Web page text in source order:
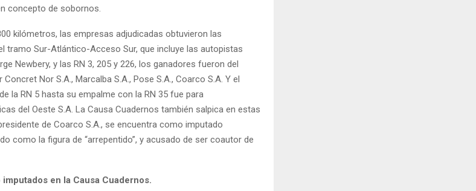
concepto de sobornos.
kilómetros, las empresas adjudicadas obtuvieron las
tramo Sur-Atlántico-Acceso Sur, que incluye las autopistas
Newbery, y las RN 3, 205 y 226, los ganadores fueron del
Nor S.A., Marcalba S.A., Pose S.A., Coarco S.A. Y el
la RN 5 hasta su empalme con la RN 35 fue para
del Oeste S.A. La Causa Cuadernos también salpica en estas
de Coarco S.A., se encuentra como imputado
como la figura de “arrepentido”, y acusado de ser coautor de
en la Causa Cuadernos.